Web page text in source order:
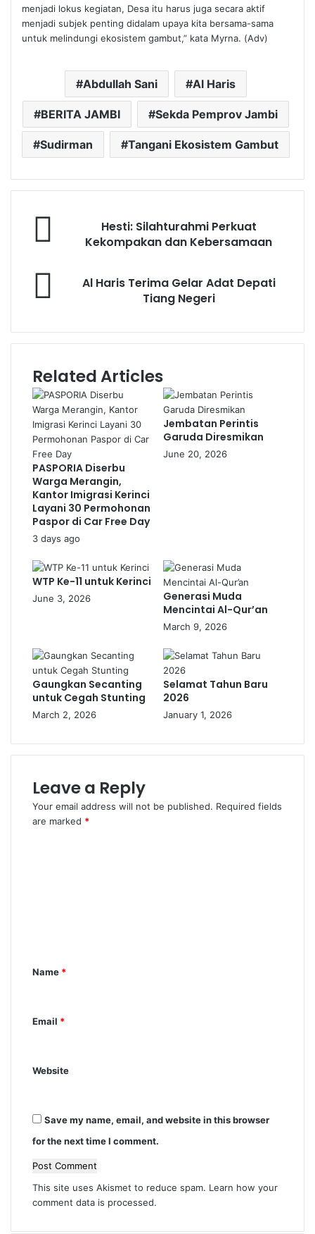
menjadi lokus kegiatan, Desa itu harus juga secara aktif
menjadi subjek penting didalam upaya kita bersama-sama
untuk melindungi ekosistem gambut,” kata Myrna. (Adv)
Abdullah Sani Al Haris
BERITA JAMBI Sekda Pemprov Jambi
Sudirman Tangani Ekosistem Gambut
Hesti: Silahturahmi Perkuat
Kekompakan dan Kebersamaan
Al Haris Terima Gelar Adat Depati
Tiang Negeri
Related Articles
PASPORIA Diserbu
Warga Merangin,
Kantor Imigrasi Kerinci
Layani 30 Permohonan
Paspor di Car Free Day
3 days ago
Jembatan Perintis
Garuda Diresmikan
June 20, 2026
WTP Ke-11 untuk Kerinci
June 3, 2026
Generasi Muda
Mencintai Al-Qur’an
March 9, 2026
Gaungkan Secanting
untuk Cegah Stunting
March 2, 2026
Selamat Tahun Baru
2026
January 1, 2026
Leave a Reply
Your email address will not be published. Required fields
are marked *
t
Name *
Email *
Website
Save my name, email, and website in this browser
for the next time I comment.
This site uses Akismet to reduce spam. Learn how your
comment data is processed.